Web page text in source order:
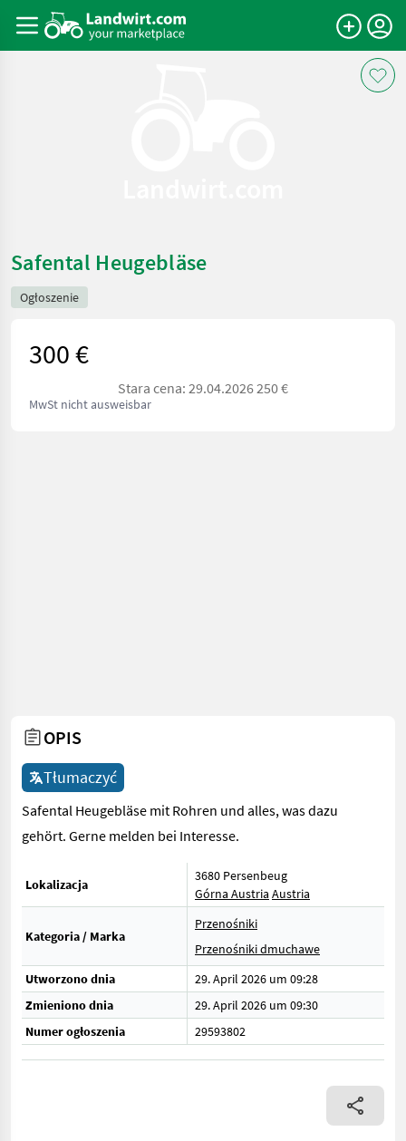
Safental Heugebläse
Ogłoszenie
300 €
Stara cena: 29.04.2026 250 €
MwSt nicht ausweisbar
OPIS
Tłumaczyć
Safental Heugebläse mit Rohren und alles, was dazu
gehört. Gerne melden bei Interesse.
Lokalizacja
3680 Persenbeug
Górna Austria Austria
Kategoria / Marka
Przenośniki
Przenośniki dmuchawe
Utworzono dnia
29. April 2026 um 09:28
Zmieniono dnia
29. April 2026 um 09:30
Numer ogłoszenia
29593802